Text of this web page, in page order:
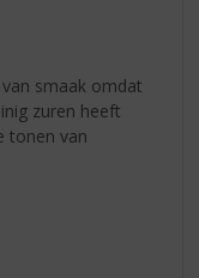
smaak omdat
zuren heeft
tonen van